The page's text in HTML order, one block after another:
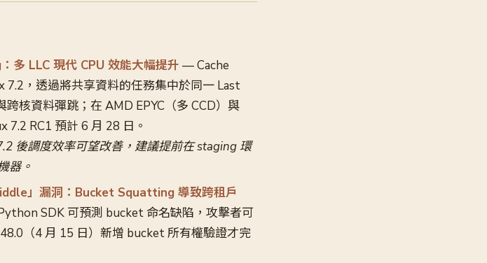
多 LLC 現代 CPU 效能大幅提升 — Cache
，透過將共享資料的任務集中於同一 Last
跨核資料彈跳；在 AMD EPYC（多 CCD）與
RC1 預計 6 月 28 日。
後調度效率可望改善，建議提前在 staging 環
器。
」漏洞：Bucket Squatting 導致跨租戶
SDK 可預測 bucket 命名缺陷，攻擊者可
（4 月 15 日）新增 bucket 所有權驗證才完